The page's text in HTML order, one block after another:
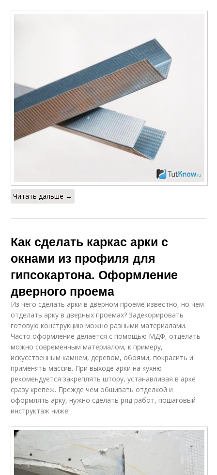
Читать дальше →
Как сделать каркас арки с
окнами из профиля для
гипсокартона. Оформление
дверного проема
Из чего сделать арки в дверном проеме известно, но чем
отделать арку в дверных проемах? Задекорировать
готовую конструкцию можно разными материалами.
Часто оформление делается с помощью МДФ, отделать
можно современным материалом, к примеру,
искусственным камнем, деревом, обоями, покрасить и
применять массив. При выходе арки на кухню
рекомендуется закреплять штору, устанавливая в арке
сразу крепеж. Прежде чем обшивать отделкой и
оформлять арку, нужно сделать ряд работ, пошаговый
инструктаж ниже: